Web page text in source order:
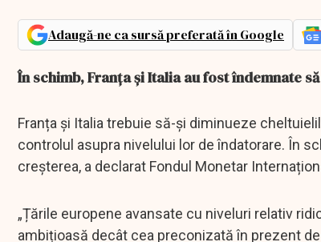
Adaugă-ne ca sursă preferată în Google
În schimb, Franța și Italia au fost îndemnate
Franța și Italia trebuie să-și diminueze
controlul asupra nivelului lor de îndatorare. În
creșterea, a declarat Fondul Monetar
„Țările europene avansate cu niveluri relativ
ambițioasă decât cea preconizată în prezent